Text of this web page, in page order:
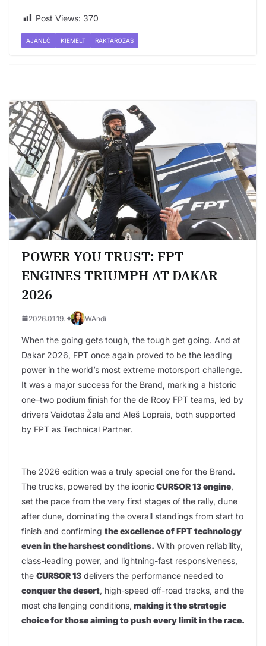
Post Views: 370
AJÁNLÓ KIEMELT RAKTÁROZÁS
POWER YOU TRUST: FPT
ENGINES TRIUMPH AT DAKAR
2026
2026.01.19. WAndi
When the going gets tough, the tough get going. And at
Dakar 2026, FPT once again proved to be the leading
power in the world’s most extreme motorsport challenge.
It was a major success for the Brand, marking a historic
one–two podium finish for the de Rooy FPT teams, led by
drivers Vaidotas Žala and Aleš Loprais, both supported
by FPT as Technical Partner.
The 2026 edition was a truly special one for the Brand.
The trucks, powered by the iconic CURSOR 13 engine,
set the pace from the very first stages of the rally, dune
after dune, dominating the overall standings from start to
finish and confirming the excellence of FPT technology
even in the harshest conditions. With proven reliability,
class-leading power, and lightning-fast responsiveness,
the CURSOR 13 delivers the performance needed to
conquer the desert, high-speed off-road tracks, and the
most challenging conditions, making it the strategic
choice for those aiming to push every limit in the race.